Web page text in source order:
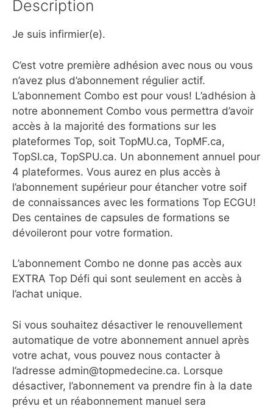
Description
Je suis infirmier(e).
C’est votre première adhésion avec nous ou vous
n’avez plus d’abonnement régulier actif.
L’abonnement Combo est pour vous! L’adhésion à
notre abonnement Combo vous permettra d’avoir
accès à la majorité des formations sur les
plateformes Top, soit TopMU.ca, TopMF.ca,
TopSI.ca, TopSPU.ca. Un abonnement annuel pour
4 plateformes. Vous aurez en plus accès à
l’abonnement supérieur pour étancher votre soif
de connaissances avec les formations Top ECGU!
Des centaines de capsules de formations se
dévoileront pour votre formation.
L’abonnement Combo ne donne pas accès aux
EXTRA Top Défi qui sont seulement en accès à
l’achat unique.
Si vous souhaitez désactiver le renouvellement
automatique de votre abonnement annuel après
votre achat, vous pouvez nous contacter à
l’adresse admin@topmedecine.ca. Lorsque
désactiver, l’abonnement va prendre fin à la date
prévu et un réabonnement manuel sera